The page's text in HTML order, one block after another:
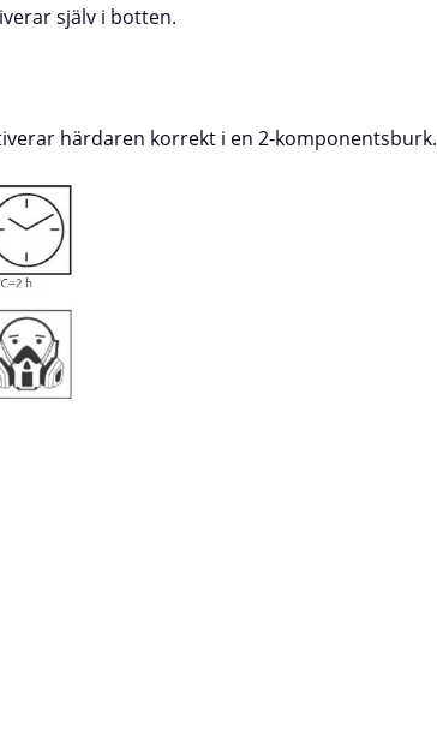
själv i botten.
härdaren korrekt i en 2-komponentsburk.